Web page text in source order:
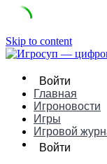
Skip to content
Войти
Главная
Игроновости
Игры
Игровой
Войти